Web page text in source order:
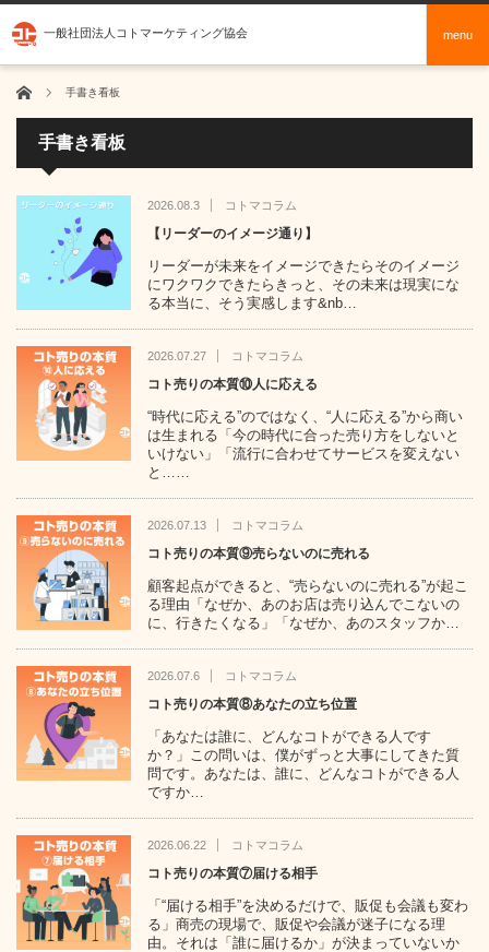
一般社団法人コトマーケティング協会 menu
ホーム 手書き看板
手書き看板
2026.08.3 コトマコラム
【リーダーのイメージ通り】
リーダーが未来をイメージできたらそのイメージ
にワクワクできたらきっと、その未来は現実にな
る本当に、そう実感します&nb…
2026.07.27 コトマコラム
コト売りの本質⑩人に応える
“時代に応える”のではなく、“人に応える”から商い
は生まれる「今の時代に合った売り方をしないと
いけない」「流行に合わせてサービスを変えない
と……
2026.07.13 コトマコラム
コト売りの本質⑨売らないのに売れる
顧客起点ができると、“売らないのに売れる”が起こ
る理由「なぜか、あのお店は売り込んでこないの
に、行きたくなる」「なぜか、あのスタッフか…
2026.07.6 コトマコラム
コト売りの本質⑧あなたの立ち位置
「あなたは誰に、どんなコトができる人です
か？」この問いは、僕がずっと大事にしてきた質
問です。あなたは、誰に、どんなコトができる人
ですか…
2026.06.22 コトマコラム
コト売りの本質⑦届ける相手
「“届ける相手”を決めるだけで、販促も会議も変わ
る」商売の現場で、販促や会議が迷子になる理
由。それは「誰に届けるか」が決まっていないか